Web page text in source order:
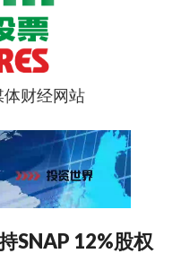
财经网站
SNAP 12%股权